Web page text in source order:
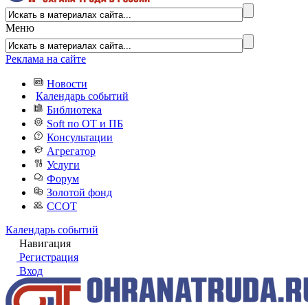
Меню
Реклама на сайте
Новости
Календарь событий
Библиотека
Soft по ОТ и ПБ
Консультации
Агрегатор
Услуги
Форум
Золотой фонд
ССОТ
Календарь событий
Навигация
Регистрация
Вход